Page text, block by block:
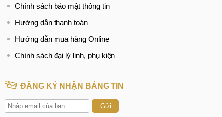
Chính sách bảo mật thông tin
Hướng dẫn thanh toán
Hướng dẫn mua hàng Online
Chính sách đại lý linh, phụ kiện
ĐĂNG KÝ NHẬN BẢNG TIN
Gửi